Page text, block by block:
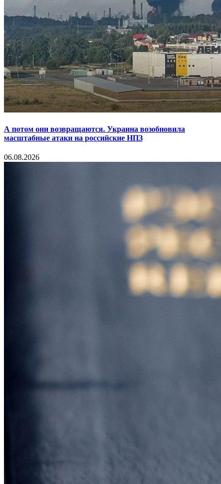
А потом они возвращаются. Украина возобновила
масштабные атаки на российские НПЗ
06.08.2026